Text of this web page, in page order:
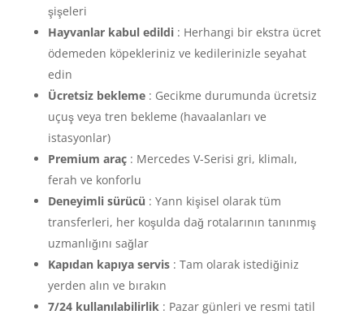
şişeleri
Hayvanlar kabul edildi: Herhangi bir ekstra ücret
ödemeden köpekleriniz ve kedilerinizle seyahat
edin
Ücretsiz bekleme: Gecikme durumunda ücretsiz
uçuş veya tren bekleme (havaalanları ve
istasyonlar)
Premium araç: Mercedes V-Serisi gri, klimalı,
ferah ve konforlu
Deneyimli sürücü : Yann kişisel olarak tüm
transferleri, her koşulda dağ rotalarının tanınmış
uzmanlığını sağlar
Kapıdan kapıya servis: Tam olarak istediğiniz
yerden alın ve bırakın
7/24 kullanılabilirlik: Pazar günleri ve resmi tatil